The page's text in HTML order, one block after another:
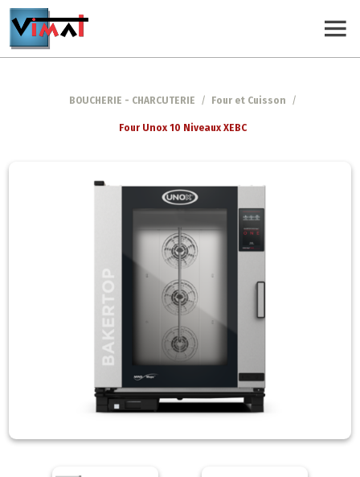
BOUCHERIE - CHARCUTERIE / Four et Cuisson /
Four Unox 10 Niveaux XEBC